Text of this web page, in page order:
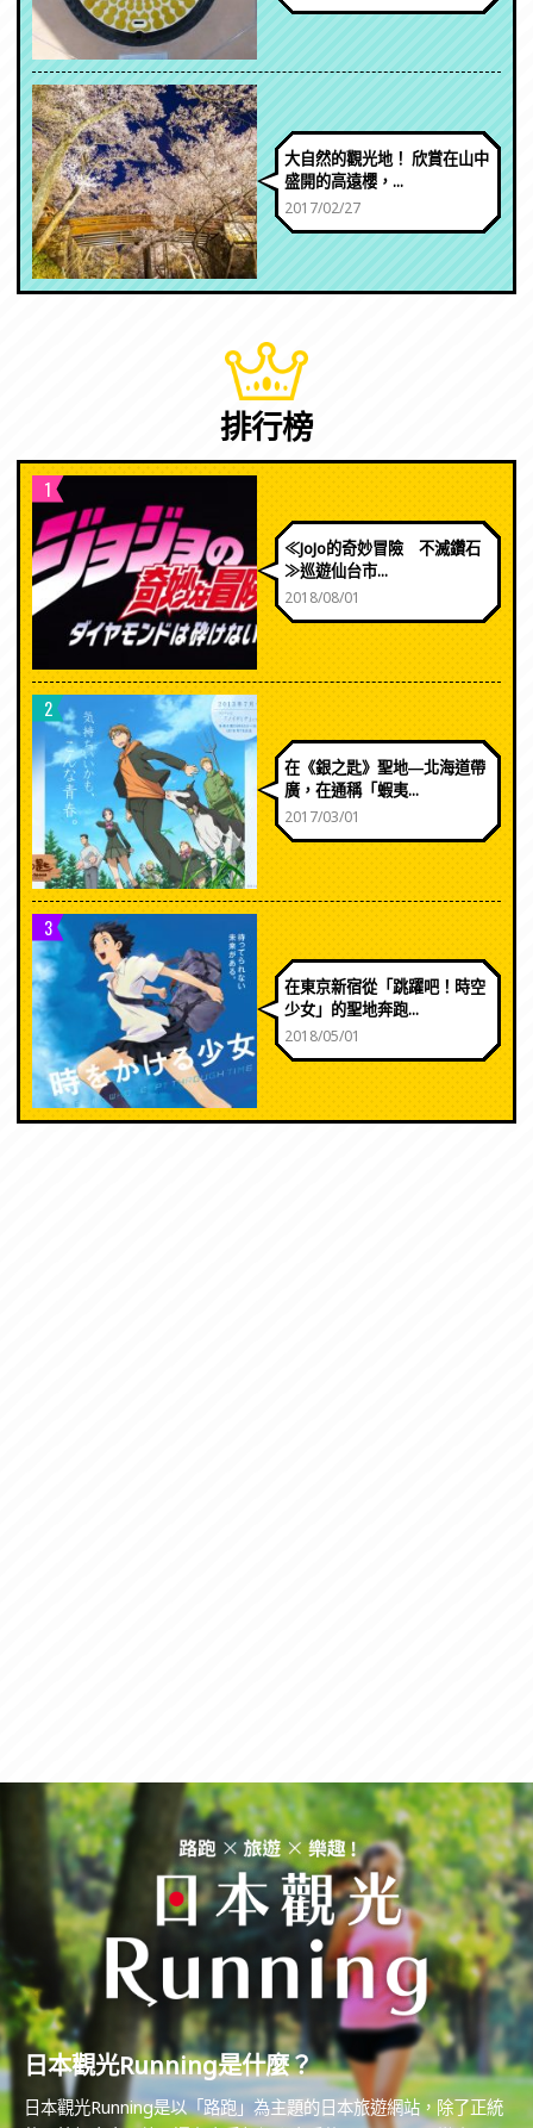
大自然的觀光地！ 欣賞在山中
盛開的高遠櫻，...
2017/02/27
排行榜
1
≪JoJo的奇妙冒險 不滅鑽石
≫巡遊仙台市...
2018/08/01
2
在《銀之匙》聖地―北海道帶
廣，在通稱「蝦夷...
2017/03/01
3
在東京新宿從「跳躍吧！時空
少女」的聖地奔跑...
2018/05/01
日本觀光Running是什麼？
日本觀光Running是以「路跑」為主題的日本旅遊網站，除了正統